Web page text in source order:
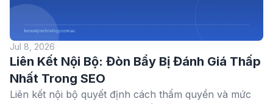
Jul 8, 2026
Liên Kết Nội Bộ: Đòn Bẩy Bị Đánh Giá Thấp
Nhất Trong SEO
Liên kết nội bộ quyết định cách thẩm quyền và mức